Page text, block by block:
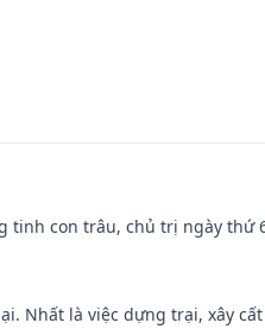
tinh con trâu, chủ trị ngày thứ
Nhất là việc dựng trại, xây